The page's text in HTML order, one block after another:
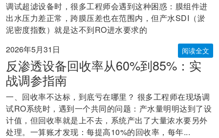
调试超滤设备时，很多工程师会遇到这种困惑：膜组件进
出水压力差正常，跨膜压差也在范围内，但产水SDI（淤
泥密度指数）就是达不到RO进水要求的
2026年5月31日
阅读全文
反渗透设备回收率从60%到85%：实
战调参指南
一、回收率不达标，到底亏在哪里？ 很多工程师在现场调
试RO系统时，遇到一个共同的问题：产水量明明达到了设
计值，但回收率就是上不去，系统产出了大量浓水要另外
处理。一算账才发现：每提高10%的回收率，每年...